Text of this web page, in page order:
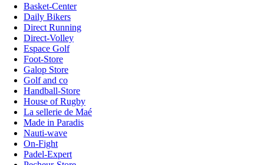
Basket-Center
Daily Bikers
Direct Running
Direct-Volley
Espace Golf
Foot-Store
Galop Store
Golf and co
Handball-Store
House of Rugby
La sellerie de Maé
Made in Paradis
Nauti-wave
On-Fight
Padel-Expert